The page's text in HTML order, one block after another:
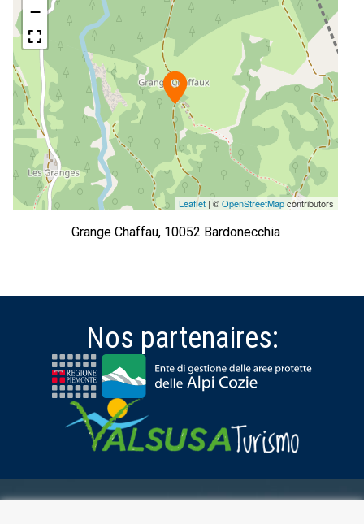
−
Leaflet | ©OpenStreetMapcontributors
Grange Chaffau, 10052 Bardonecchia
Nos partenaires: